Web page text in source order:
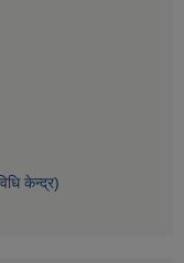
केन्द्र)